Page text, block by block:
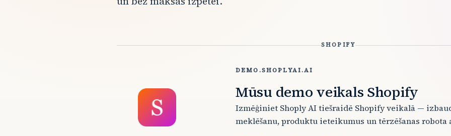
SHOPIFY
DEMO.SHOPLYAI.AI
Mūsu demo veikals Shopify
Izmēģiniet Shoply AI tiešraidē Shopify veikalā —
meklēšanu, produktu ieteikumus un tērzēšanas robota